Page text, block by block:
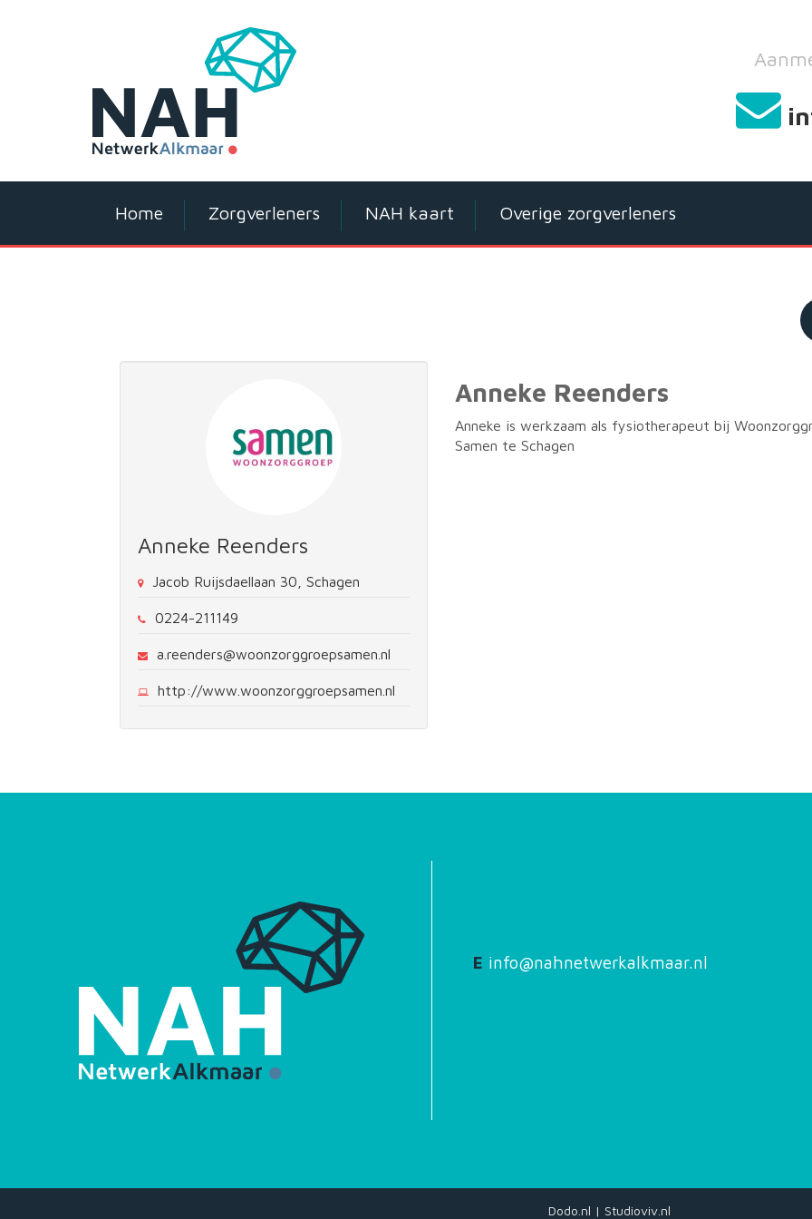
Home Zorgverleners NAH kaart Overige zorgverleners
Anneke Reenders
Jacob Ruijsdaellaan 30, Schagen
0224-211149
a.reenders@woonzorggroepsamen.nl
http://www.woonzorggroepsamen.nl
Anneke Reenders
Anneke is werkzaam als fysiotherapeut bij
Samen te Schagen
E info@nahnetwerkalkmaar.nl
Dodo.nl | Studioviv.nl